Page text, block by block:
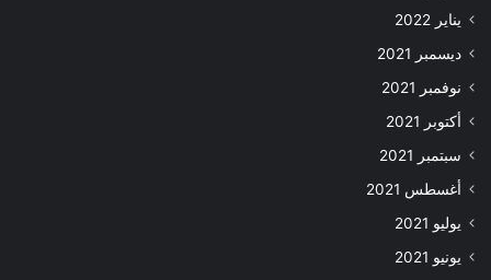
يناير 2022
ديسمبر 2021
نوفمبر 2021
أكتوبر 2021
سبتمبر 2021
أغسطس 2021
يوليو 2021
يونيو 2021